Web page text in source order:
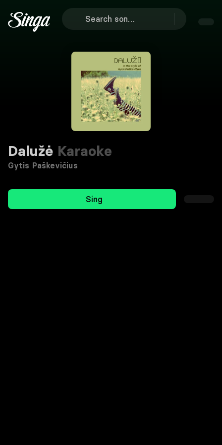
Dalužė Karaoke
Gytis Paškevičius
Sing